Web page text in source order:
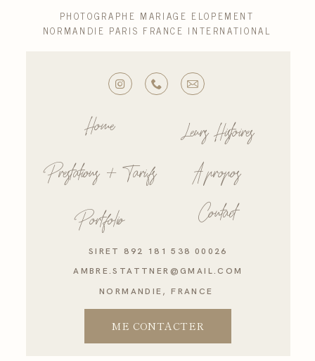
Home
Prestations + Tarifs
Portfolio
SIRET 892 181 538 00026
Leurs Histoires
A propos
Contact
AMBRE.STATTNER@GMAIL.COM
NORMANDIE, FRANCE
PHOTOGRAPHE MARIAGE ELOPEMENT
NORMANDIE PARIS FRANCE INTERNATIONAL
ME CONTACTER